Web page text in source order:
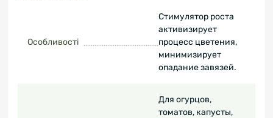
Особливості
Стимулятор роста
активизирует
процесс цветения,
минимизирует
опадание завязей.
Для огурцов,
томатов, капусты,